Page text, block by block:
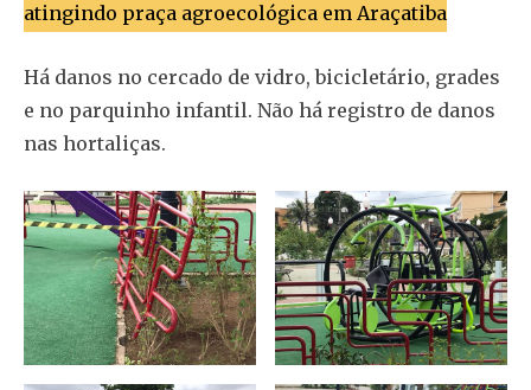
atingindo praça agroecológica em Araçatiba
Há danos no cercado de vidro, bicicletário, grades
e no parquinho infantil. Não há registro de danos
nas hortaliças.